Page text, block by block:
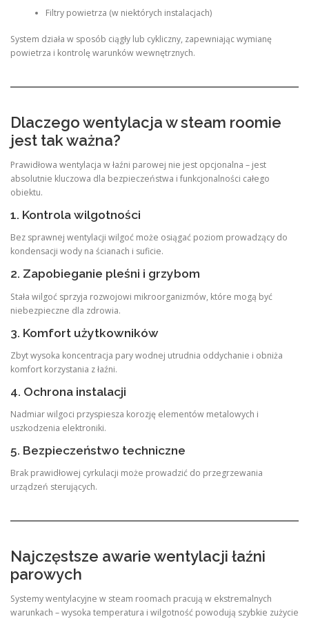
Filtry powietrza (w niektórych instalacjach)
System działa w sposób ciągły lub cykliczny, zapewniając wymianę
powietrza i kontrolę warunków wewnętrznych.
Dlaczego wentylacja w steam roomie
jest tak ważna?
Prawidłowa wentylacja w łaźni parowej nie jest opcjonalna – jest
absolutnie kluczowa dla bezpieczeństwa i funkcjonalności całego
obiektu.
1. Kontrola wilgotności
Bez sprawnej wentylacji wilgoć może osiągać poziom prowadzący do
kondensacji wody na ścianach i suficie.
2. Zapobieganie pleśni i grzybom
Stała wilgoć sprzyja rozwojowi mikroorganizmów, które mogą być
niebezpieczne dla zdrowia.
3. Komfort użytkowników
Zbyt wysoka koncentracja pary wodnej utrudnia oddychanie i obniża
komfort korzystania z łaźni.
4. Ochrona instalacji
Nadmiar wilgoci przyspiesza korozję elementów metalowych i
uszkodzenia elektroniki.
5. Bezpieczeństwo techniczne
Brak prawidłowej cyrkulacji może prowadzić do przegrzewania
urządzeń sterujących.
Najczęstsze awarie wentylacji łaźni
parowych
Systemy wentylacyjne w steam roomach pracują w ekstremalnych
warunkach – wysoka temperatura i wilgotność powodują szybkie zużycie